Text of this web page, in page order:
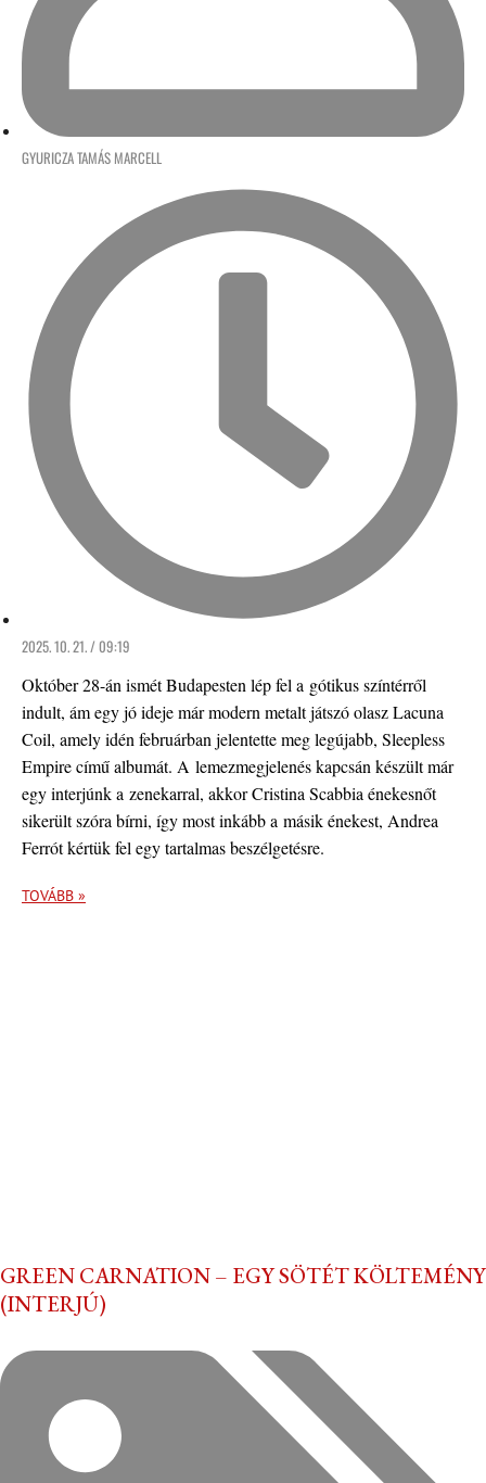
GYURICZA TAMÁS MARCELL
2025. 10. 21. / 09:19
Október 28-án ismét Budapesten lép fel a gótikus színtérről
indult, ám egy jó ideje már modern metalt játszó olasz Lacuna
Coil, amely idén februárban jelentette meg legújabb, Sleepless
Empire című albumát. A lemezmegjelenés kapcsán készült már
egy interjúnk a zenekarral, akkor Cristina Scabbia énekesnőt
sikerült szóra bírni, így most inkább a másik énekest, Andrea
Ferrót kértük fel egy tartalmas beszélgetésre.
TOVÁBB »
GREEN CARNATION – EGY SÖTÉT KÖLTEMÉNY
(INTERJÚ)